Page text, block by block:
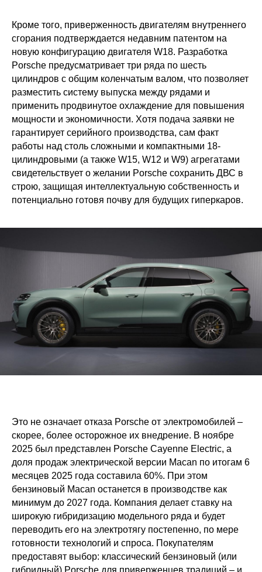
Кроме того, приверженность двигателям внутреннего
сгорания подтверждается недавним патентом на
новую конфигурацию двигателя W18. Разработка
Porsche предусматривает три ряда по шесть
цилиндров с общим коленчатым валом, что позволяет
разместить систему выпуска между рядами и
применить продвинутое охлаждение для повышения
мощности и экономичности. Хотя подача заявки не
гарантирует серийного производства, сам факт
работы над столь сложными и компактными 18-
цилиндровыми (а также W15, W12 и W9) агрегатами
свидетельствует о желании Porsche сохранить ДВС в
строю, защищая интеллектуальную собственность и
потенциально готовя почву для будущих гиперкаров.
Это не означает отказа Porsche от электромобилей –
скорее, более осторожное их внедрение. В ноябре
2025 был представлен Porsche Cayenne Electric, а
доля продаж электрической версии Macan по итогам 6
месяцев 2025 года составила 60%. При этом
бензиновый Macan останется в производстве как
минимум до 2027 года. Компания делает ставку на
широкую гибридизацию модельного ряда и будет
переводить его на электротягу постепенно, по мере
готовности технологий и спроса. Покупателям
предоставят выбор: классический бензиновый (или